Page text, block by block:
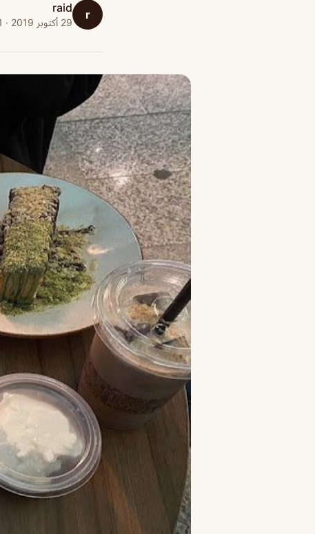
r
raid
29 أكتوبر 2019 · 1 دقائق قراءة